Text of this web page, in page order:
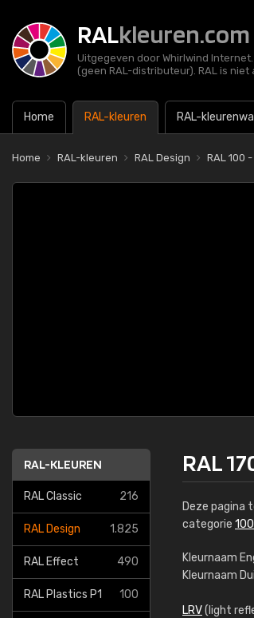
RALkleuren.com
Uitgegeven door Whirlwind
(geen RAL-distributeur). RAL is
Home RAL-kleuren RAL-
Home RAL-kleuren RAL Design RAL 100 -
RAL-KLEUREN
RAL Classic 216
RAL Design 1.825
RAL Effect 490
RAL Plastics P1 100
RAL
Deze pagina
categorie
Kleurnaam
Kleurnaam
LRV(light